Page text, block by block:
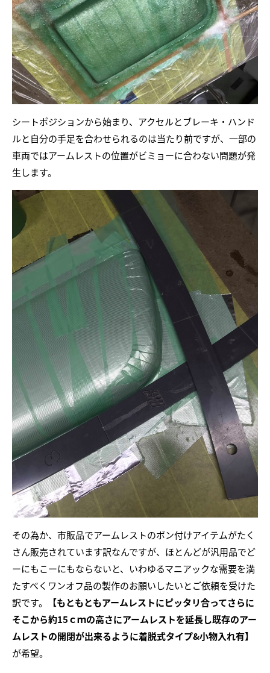
シートポジションから始まり、アクセルとブレーキ・ハンド
ルと自分の手足を合わせられるのは当たり前ですが、一部の
車両ではアームレストの位置がビミョーに合わない問題が発
生します。
その為か、市販品でアームレストのポン付けアイテムがたく
さん販売されています訳なんですが、ほとんどが汎用品でど
ーにもこーにもならないと、いわゆるマニアックな需要を満
たすべくワンオフ品の製作のお願いしたいとご依頼を受けた
訳です。
【もともともアームレストにピッタリ合ってさらに
そこから約15ｃｍの高さにアームレストを延長し既存のアー
ムレストの開閉が出来るように着脱式タイプ&小物入れ有】
が希望。